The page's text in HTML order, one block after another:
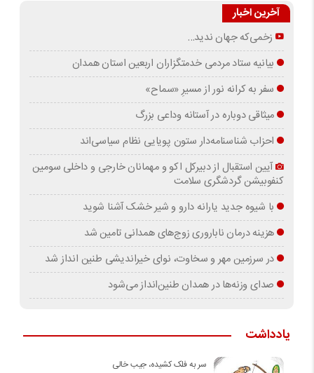
آخرین اخبار
زخمی‌که جهان ندید…
بیانیه ستاد مردمی خدمتگزاران اربعین استان همدان
سفر به کرانه‌ نور از مسیرِ «سماح»
میثاقی دوباره در آستانه‌ وداعی بزرگ
احزاب شناسنامه‌دار ستون پویایی نظام سیاسی‌اند
آیین استقبال از دبیرکل اکو و مهمانان خارجی و داخلی سومین
کنفوبیشن گردشگری سلامت
با شیوه جدید یارانه دارو و شیر خشک آشنا شوید
هزینه درمان ناباروری زوج‌های همدانی تامین شد
در سرزمین مهر و سخاوت، نوای خیراندیشی طنین انداز شد
صدای وزنه‌ها در همدان طنین‌انداز می‌شود
یادداشت
سر به فلک کشیده، جیب خالی